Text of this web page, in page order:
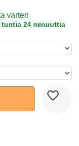
varten
tuntia 24 minuuttia